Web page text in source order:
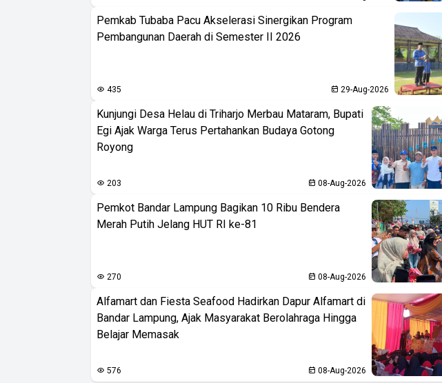
Pemkab Tubaba Pacu Akselerasi Sinergikan Program
Pembangunan Daerah di Semester II 2026
435 29-Aug-2026
Kunjungi Desa Helau di Triharjo Merbau Mataram, Bupati
Egi Ajak Warga Terus Pertahankan Budaya Gotong
Royong
203 08-Aug-2026
Pemkot Bandar Lampung Bagikan 10 Ribu Bendera
Merah Putih Jelang HUT RI ke-81
270 08-Aug-2026
Alfamart dan Fiesta Seafood Hadirkan Dapur Alfamart di
Bandar Lampung, Ajak Masyarakat Berolahraga Hingga
Belajar Memasak
576 08-Aug-2026